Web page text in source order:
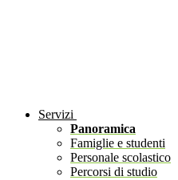
Servizi
Panoramica
Famiglie e studenti
Personale scolastico
Percorsi di studio